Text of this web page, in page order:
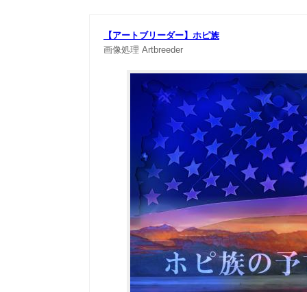
【アートブリーダー】ホピ族
画像処理 Artbreeder